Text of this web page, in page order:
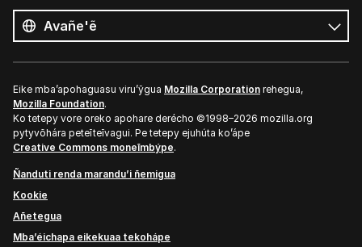
ñe’ẽ
Ñe’ẽ
Eike mba’apohaguasu viru’ỹgua Mozilla Corporation rehegua,
Mozilla Foundation.
Ko tetepy vore oreko apohare derécho ©1998–2026 mozilla.org
pytyvõhára peteĩteĩvagui. Pe tetepy ejuhúta ko’ápe
Creative Commons moneĩmbýpe.
Ñanduti renda marandu’i ñemigua
Kookie
Añetegua
Mba’éichapa eikekuaa tekohápe